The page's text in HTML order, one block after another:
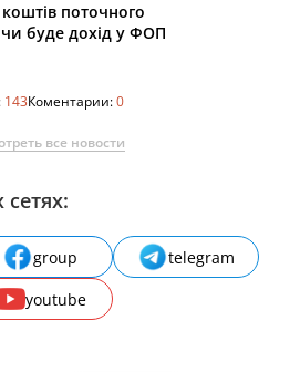
поточного
чи буде дохід у ФОП
143Коментарии:0
все новости
group
telegram
youtube